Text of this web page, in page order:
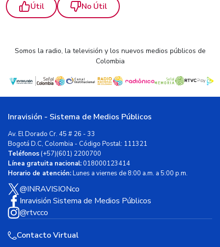
Útil No Útil
Somos la radio, la televisión y los nuevos medios públicos de
Colombia
Inravisión - Sistema de Medios Públicos
Av. El Dorado Cr. 45 # 26 - 33
Bogotá D.C, Colombia - Código Postal: 111321
Teléfonos(+57)(601) 2200700
Línea gratuita nacional:018000123414
Horario de atención:Lunes a viernes de 8:00 a.m. a 5:00 p.m.
@INRAVISIONco
Inravisión Sistema de Medios Públicos
@rtvcco
Contacto Virtual